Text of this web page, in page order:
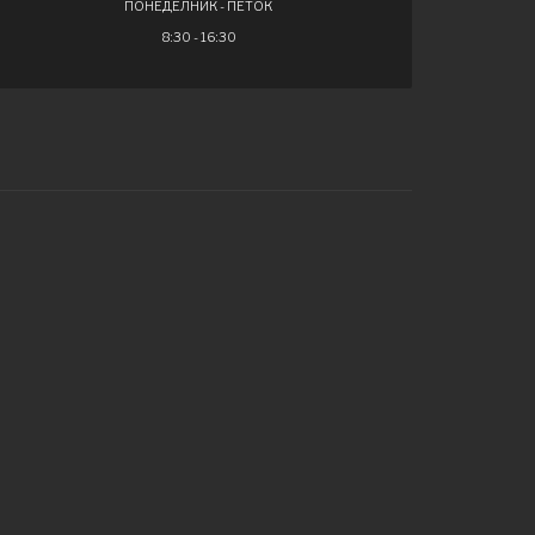
ПОНЕДЕЛНИК - ПЕТОК
8:30 - 16:30